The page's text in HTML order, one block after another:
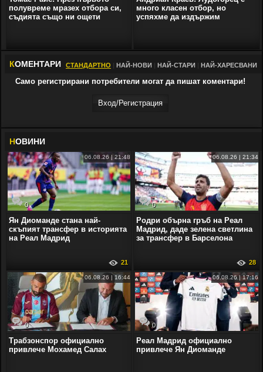
полувреме мразех отбора си,
съдията също ни ощети
много класен отбор, но
успяхме да издържим
КОМЕНТАРИ СТАНДАРТНО НАЙ-НОВИ НАЙ-СТАРИ НАЙ-ХАРЕСВАНИ
Само регистрирани потребители могат да пишат коментари!
Вход/Регистрaция
НОВИНИ
0
06.08.26 | 21:48
Ян Диоманде стана най-
скъпият трансфер в историята
на Реал Мадрид
21
0
06.08.26 | 21:34
Родри обърна гръб на Реал
Мадрид, даде зелена светлина
за трансфер в Барселона
28
0
06.08.26 | 16:44
Трабзонспор официално
привлече Мохамед Салах
0
06.08.26 | 17:16
Реал Мадрид официално
привлече Ян Диоманде